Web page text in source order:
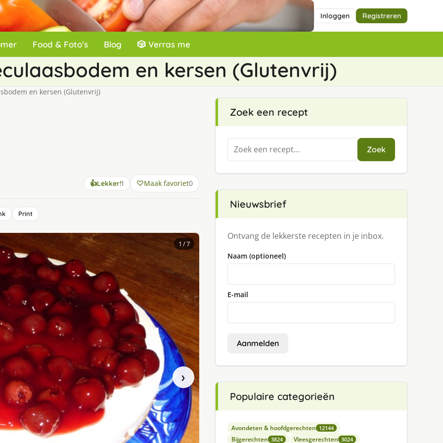
Inloggen Registreren
Food & Foto’s Blog 🎲 Verras me
en kersen (Glutenvrij)
en kersen (Glutenvrij)
👍Lekker!1keer
lekker
Maak favoriet0
Print
›
1 / 7
Zoek een recept
Zoeken
naar:
Zoek
Nieuwsbrief
Ontvang de lekkerste recepten in je inbox.
Naam (optioneel)
E-mail
Aanmelden
Populaire categorieën
Avondeten & hoofdgerechten 12144
Bijgerechten 3824 Vleesgerechten 3024